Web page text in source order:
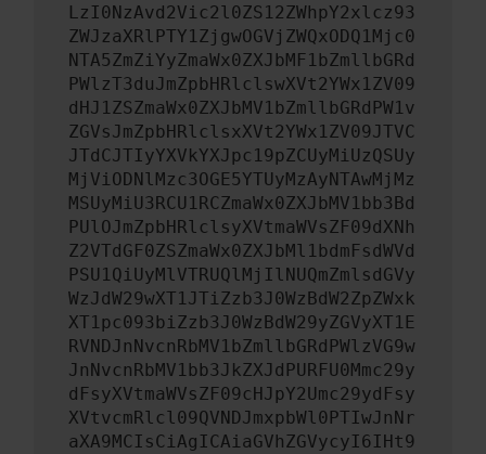
LzI0NzAvd2Vic2l0ZS12ZWhpY2xlcz93
ZWJzaXRlPTY1ZjgwOGVjZWQxODQ1Mjc0
NTA5ZmZiYyZmaWx0ZXJbMF1bZmllbGRd
PWlzT3duJmZpbHRlclswXVt2YWx1ZV09
dHJ1ZSZmaWx0ZXJbMV1bZmllbGRdPW1v
ZGVsJmZpbHRlclsxXVt2YWx1ZV09JTVC
JTdCJTIyYXVkYXJpc19pZCUyMiUzQSUy
MjViODNlMzc3OGE5YTUyMzAyNTAwMjMz
MSUyMiU3RCU1RCZmaWx0ZXJbMV1bb3Bd
PUlOJmZpbHRlclsyXVtmaWVsZF09dXNh
Z2VTdGF0ZSZmaWx0ZXJbMl1bdmFsdWVd
PSU1QiUyMlVTRUQlMjIlNUQmZmlsdGVy
WzJdW29wXT1JTiZzb3J0WzBdW2ZpZWxk
XT1pc093biZzb3J0WzBdW29yZGVyXT1E
RVNDJnNvcnRbMV1bZmllbGRdPWlzVG9w
JnNvcnRbMV1bb3JkZXJdPURFU0Mmc29y
dFsyXVtmaWVsZF09cHJpY2Umc29ydFsy
XVtvcmRlcl09QVNDJmxpbWl0PTIwJnNr
aXA9MCIsCiAgICAiaGVhZGVycyI6IHt9